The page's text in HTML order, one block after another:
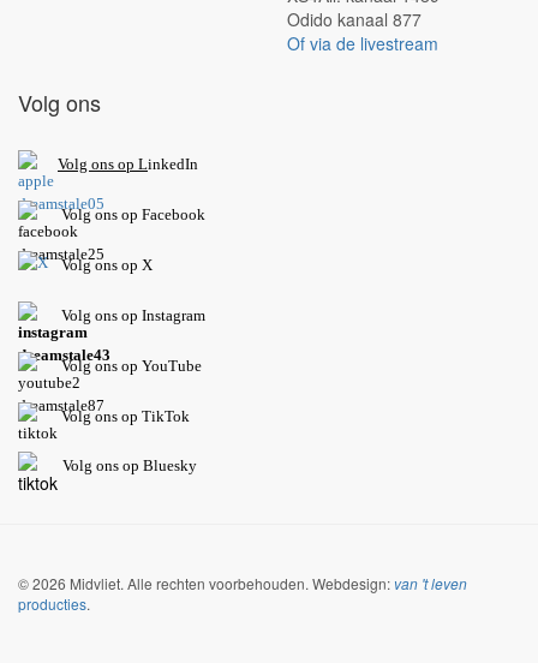
Odido kanaal 877
Of via de livestream
Volg ons
Volg ons op LinkedIn
Volg ons op Facebook
Volg ons op X
Volg ons op Instagram
Volgons op YouTube
Volg ons op TikTok
Volg ons op Bluesky
© 2026 Midvliet. Alle rechten voorbehouden. Webdesign: van 't leven
producties.